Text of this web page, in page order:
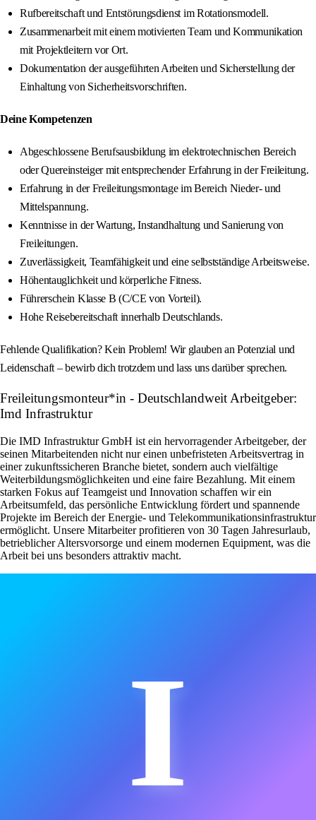
Rufbereitschaft und Entstörungsdienst im Rotationsmodell.
Zusammenarbeit mit einem motivierten Team und Kommunikation
mit Projektleitern vor Ort.
Dokumentation der ausgeführten Arbeiten und Sicherstellung der
Einhaltung von Sicherheitsvorschriften.
Deine Kompetenzen
Abgeschlossene Berufsausbildung im elektrotechnischen Bereich
oder Quereinsteiger mit entsprechender Erfahrung in der Freileitung.
Erfahrung in der Freileitungsmontage im Bereich Nieder- und
Mittelspannung.
Kenntnisse in der Wartung, Instandhaltung und Sanierung von
Freileitungen.
Zuverlässigkeit, Teamfähigkeit und eine selbstständige Arbeitsweise.
Höhentauglichkeit und körperliche Fitness.
Führerschein Klasse B (C/CE von Vorteil).
Hohe Reisebereitschaft innerhalb Deutschlands.
Fehlende Qualifikation? Kein Problem! Wir glauben an Potenzial und
Leidenschaft – bewirb dich trotzdem und lass uns darüber sprechen.
Freileitungsmonteur*in - Deutschlandweit Arbeitgeber:
Imd Infrastruktur
Die IMD Infrastruktur GmbH ist ein hervorragender Arbeitgeber, der
seinen Mitarbeitenden nicht nur einen unbefristeten Arbeitsvertrag in
einer zukunftssicheren Branche bietet, sondern auch vielfältige
Weiterbildungsmöglichkeiten und eine faire Bezahlung. Mit einem
starken Fokus auf Teamgeist und Innovation schaffen wir ein
Arbeitsumfeld, das persönliche Entwicklung fördert und spannende
Projekte im Bereich der Energie- und Telekommunikationsinfrastruktur
ermöglicht. Unsere Mitarbeiter profitieren von 30 Tagen Jahresurlaub,
betrieblicher Altersvorsorge und einem modernen Equipment, was die
Arbeit bei uns besonders attraktiv macht.
I